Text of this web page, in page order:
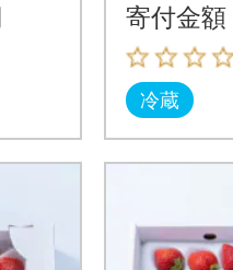
g(川崎
寄付金額
冷蔵